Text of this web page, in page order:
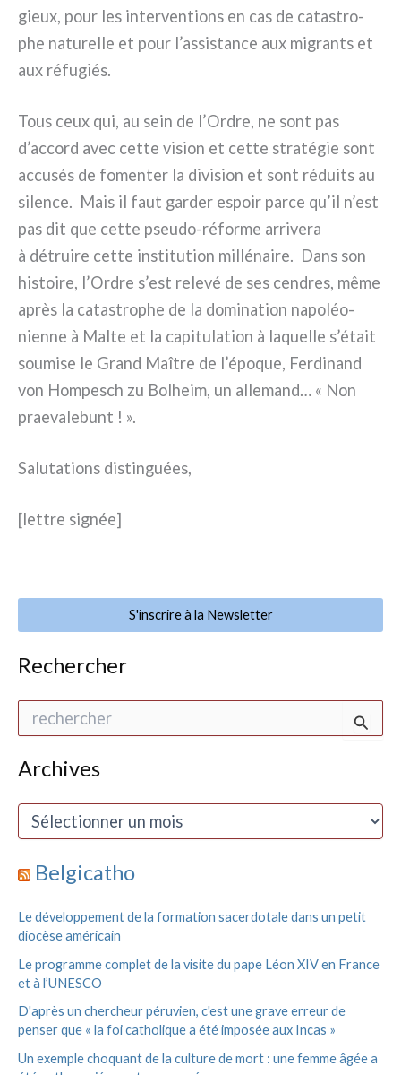
gieux, pour les inter­ven­tions en cas de cata­stro­
phe natu­rel­le et pour l’assistance aux migran­ts et
aux réfu­giés.
Tous ceux qui, au sein de l’Ordre, ne sont pas
d’accord avec cet­te vision et cet­te stra­té­gie sont
accu­sés de fomen­ter la divi­sion et sont rédui­ts au
silen­ce. Mais il faut gar­der espoir par­ce qu’il n’est
pas dit que cet­te pseudo-réforme arri­ve­ra
à détrui­re cet­te insti­tu­tion mil­lé­nai­re. Dans son
histoi­re, l’Ordre s’est rele­vé de ses cen­dres, même
après la cata­stro­phe de la domi­na­tion napo­léo­
nien­ne à Malte et la capi­tu­la­tion à laquel­le s’était
sou­mi­se le Grand Maître de l’époque, Ferdinand
von Hompesch zu Bolheim, un alle­mand… « Non
prae­va­le­bunt ! ».
Salutations distin­guées,
[let­tre signée]
S'inscrire à la Newsletter
Rechercher
h
e
h
r
Archives
A
i
e
s
Belgicatho
Le développement de la formation sacerdotale dans un petit
diocèse américain
Le programme complet de la visite du pape Léon XIV en France
et à l’UNESCO
D'après un chercheur péruvien, c'est une grave erreur de
penser que « la foi catholique a été imposée aux Incas »
Un exemple choquant de la culture de mort : une femme âgée a